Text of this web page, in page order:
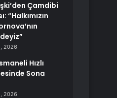
Çamdibi
“Halkımızın
2026
Hızlı
Sona
2026